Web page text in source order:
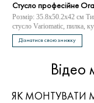
Стусло професійне
Розмір: 35.8x50.2x42 см
стусло Variomatic, пилка,
Дізнатися свою знижку
Відео
ЯК МОНТУВАТИ